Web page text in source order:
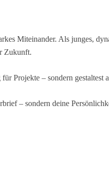
Miteinander. Als junges,
Zukunft.
Projekte – sondern gestaltest
– sondern deine